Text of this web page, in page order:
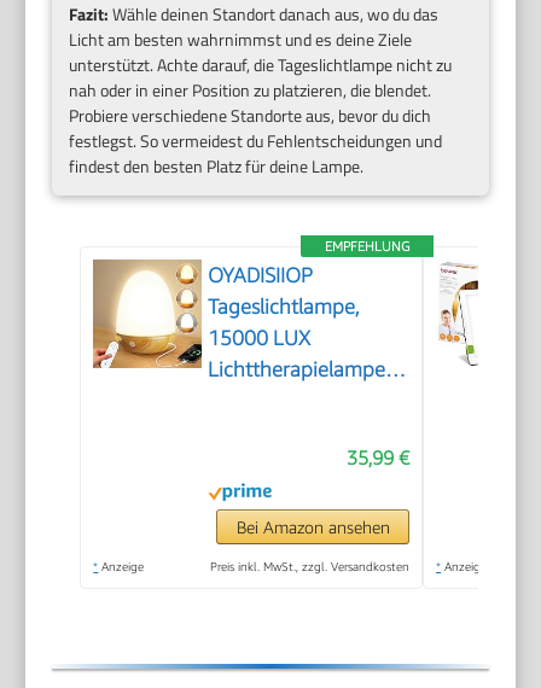
Fazit:Wähle deinen Standort danach aus, wo du das
Licht am besten wahrnimmst und es deine Ziele
unterstützt. Achte darauf, die Tageslichtlampe nicht zu
nah oder in einer Position zu platzieren, die blendet.
Probiere verschiedene Standorte aus, bevor du dich
festlegst. So vermeidest du Fehlentscheidungen und
findest den besten Platz für deine Lampe.
EMPFEHLUNG
OYADISIIOP
Tageslichtlampe,
15000 LUX
Lichttherapielampe
Lichtfarben,
Helligkeiten und
Timer, LED Simulation
35,99 €
Bei Amazon ansehen
* Anzeige Preis inkl. MwSt., zzgl. Versandkosten * Anzeige